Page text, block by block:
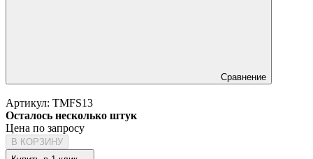
Сравнение
Артикул: TMFS13
Осталось несколько штук
Цена по запросу
В КОРЗИНУ